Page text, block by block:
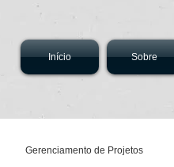
Início Sobre
Gerenciamento de Projetos